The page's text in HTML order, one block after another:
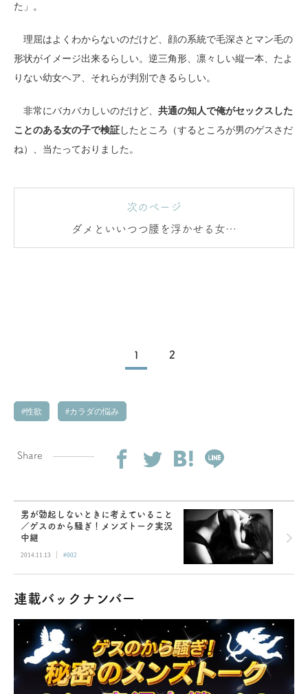
た」。
理屈はよくわからないのだけど、顔の系統で毛深さとマン毛の
形状がイメージ出来るらしい。逆三角形、凛々しい縦一本、たよ
りない幼女ヘア、それらが判別できるらしい。
非常にバカバカしいのだけど、 共通の知人で俺がセックスした
ことのある女の子で検証 したところ（するところが男のゲスさだ
ね）、当たっておりました。
次のページ
ダメといいつつ腰を浮かせる女の
子
1 2
性欲 カラダの悩み
Share
男が勃起しないときに考えていること
／ゲスのから騒ぎ！メンズトーク実況
中継
2014.11.13 | #002
連載バックナンバー